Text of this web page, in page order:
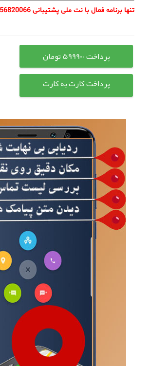
​تنها برنامه فعال با نت ملی پشتیبانی 09056820066
پرداخت کارت به کارت